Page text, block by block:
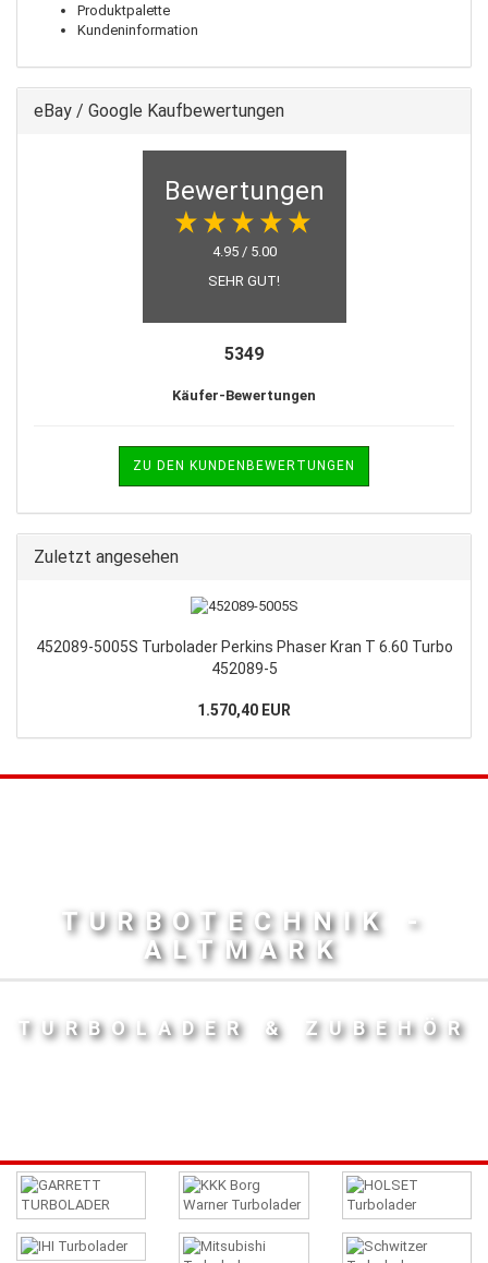
Produktpalette
Kundeninformation
eBay / Google Kaufbewertungen
Bewertungen
4.95 / 5.00
SEHR GUT!
5349
Käufer-Bewertungen
ZU DEN KUNDENBEWERTUNGEN
Zuletzt angesehen
452089-5005S Turbolader Perkins Phaser Kran T 6.60 Turbo
452089-5
1.570,40 EUR
TURBOTECHNIK -
ALTMARK
TURBOLADER & ZUBEHÖR